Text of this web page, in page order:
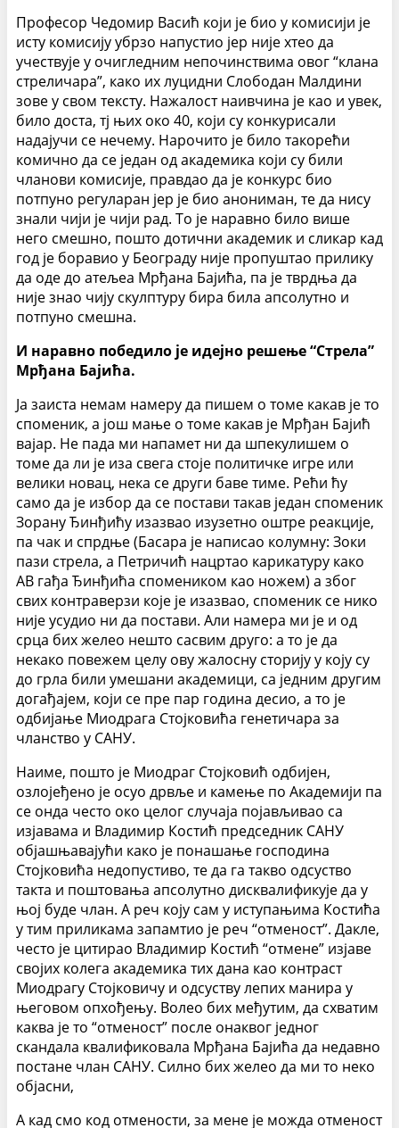
Професор Чедомир Васић који је био у комисији је
исту комисију убрзо напустио јер није хтео да
учествује у очигледним непочинствима овог “клана
стреличара”, како их луцидни Слободан Малдини
зове у свом тексту. Нажалост наивчина је као и увек,
било доста, тј њих око 40, који су конкурисали
надајучи се нечему. Нарочито је било такорећи
комично да се један од академика који су били
чланови комисије, правдао да је конкурс био
потпуно регуларан јер је био анониман, те да нису
знали чији је чији рад. То је наравно било више
него смешно, пошто дотични академик и сликар кад
год је боравио у Београду није пропуштао прилику
да оде до атељеа Мрђана Бајића, па је тврдња да
није знао чију скулптуру бира била апсолутно и
потпуно смешна.
И наравно победило је идејно решење “Стрела”
Мрђана Бајића.
Ја заиста немам намеру да пишем о томе какав је то
споменик, а још мање о томе какав је Мрђан Бајић
вајар. Не пада ми напамет ни да шпекулишем о
томе да ли је иза свега стоје политичке игре или
велики новац, нека се други баве тиме. Рећи ћу
само да је избор да се постави такав један споменик
Зорану Ђинђићу изазвао изузетно оштре реакције,
па чак и спрдње (Басара је написао колумну: Зоки
пази стрела, а Петричић нацртао карикатуру како
АВ гађа Ђинђића спомеником као ножем) а због
свих контраверзи које је изазвао, споменик се нико
није усудио ни да постави. Али намера ми је и од
срца бих желео нешто сасвим друго: а то је да
некако повежем целу ову жалосну сторију у коју су
до грла били умешани академици, са једним другим
догађајем, који се пре пар година десио, а то је
одбијање Миодрага Стојковића генетичара за
чланство у САНУ.
Наиме, пошто је Миодраг Стојковић одбијен,
озлојеђено је осуо дрвље и камење по Академији па
се онда често око целог случаја појављивао са
изјавама и Владимир Костић председник САНУ
објашњавајући како је понашање господина
Стојковића недопустиво, те да га такво одсуство
такта и поштовања апсолутно дисквалификује да у
њој буде члан. А реч коју сам у иступањима Костића
у тим приликама запамтио је реч “отменост”. Дакле,
често је цитирао Владимир Костић “отмене” изјаве
својих колега академика тих дана као контраст
Миодрагу Стојковичу и одсуству лепих манира у
његовом опхођењу. Волео бих међутим, да схватим
каква је то “отменост” после онаквог једног
скандала квалификовала Мрђана Бајића да недавно
постане члан САНУ. Силно бих желео да ми то неко
објасни,
А кад смо код отмености, за мене је можда отменост